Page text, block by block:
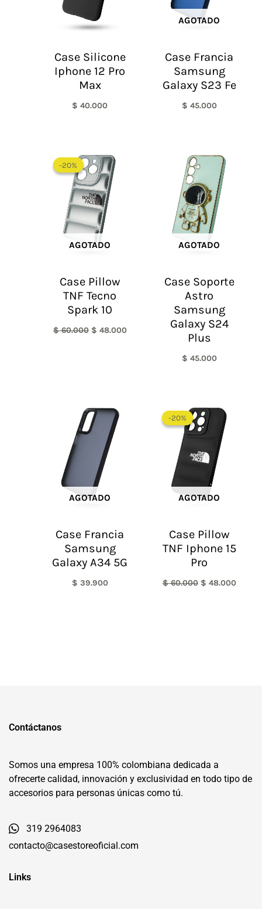
Case Silicone
Iphone 12 Pro
Max
$ 40.000
AGOTADO
Case Francia
Samsung
Galaxy S23 Fe
$ 45.000
-20%
AGOTADO
-20%
Case Pillow
TNF Tecno
Spark 10
$60.000
precio
original
era:
$ 60.000.
$ 48.000
AGOTADO
Case Soporte
Astro
Samsung
Galaxy S24
Plus
$ 45.000
AGOTADO
Case Francia
Samsung
Galaxy A34 5G
$ 39.900
-20%
AGOTADO
-20%
Case Pillow
TNF Iphone 15
Pro
$60.000
precio
original
era:
$ 60.000.
$ 48.000
Contáctanos
Somos una empresa 100% colombiana dedicada a
ofrecerte calidad, innovación y exclusividad en todo tipo de
accesorios para personas únicas como tú.
319 2964083
contacto@casestoreoficial.com
Links